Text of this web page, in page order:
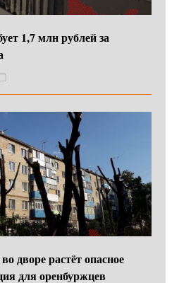
1,7 млн рублей за
дворе растёт опасное
для оренбуржцев